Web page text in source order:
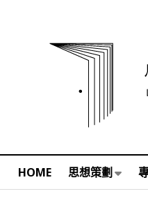
HOME 思想策劃